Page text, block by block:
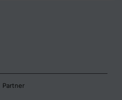
Partner